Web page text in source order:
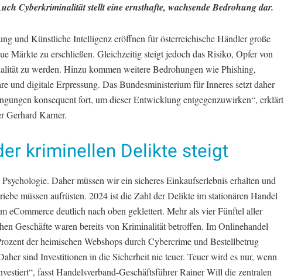
Cyberkriminalität stellt eine ernsthafte, wachsende Bedrohung dar.
und Künstliche Intelligenz eröffnen für österreichische Händler große
Märkte zu erschließen. Gleichzeitig steigt jedoch das Risiko, Opfer von
zu werden. Hinzu kommen weitere Bedrohungen wie Phishing,
und digitale Erpressung. Das Bundesministerium für Inneres setzt daher
konsequent fort, um dieser Entwicklung entgegenzuwirken“, erklärt
Gerhard Karner.
kriminellen Delikte steigt
Daher müssen wir ein sicheres Einkaufserlebnis erhalten und
müssen aufrüsten. 2024 ist die Zahl der Delikte im stationären Handel
eCommerce deutlich nach oben geklettert. Mehr als vier Fünftel aller
Geschäfte waren bereits von Kriminalität betroffen. Im Onlinehandel
der heimischen Webshops durch Cybercrime und Bestellbetrug
sind Investitionen in die Sicherheit nie teuer. Teuer wird es nur, wenn
fasst Handelsverband-Geschäftsführer Rainer Will die zentralen